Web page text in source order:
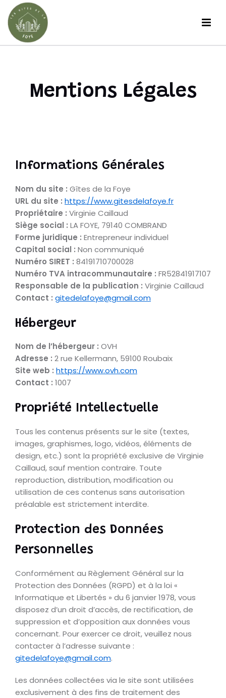
Skip
to
Mentions Légales
Informations Générales
Nom du site : Gîtes de la Foye
URL du site : https://www.gitesdelafoye.fr
Propriétaire : Virginie Caillaud
Siège social : LA FOYE, 79140 COMBRAND
Forme juridique : Entrepreneur individuel
Capital social : Non communiqué
Numéro SIRET : 84191710700028
Numéro TVA intracommunautaire : FR52841917107
Responsable de la publication : Virginie Caillaud
Contact : gitedelafoye@gmail.com
Hébergeur
Nom de l’hébergeur : OVH
Adresse : 2 rue Kellermann, 59100 Roubaix
Site web : https://www.ovh.com
Contact : 1007
Propriété Intellectuelle
Tous les contenus présents sur le site (textes,
images, graphismes, logo, vidéos, éléments de
design, etc.) sont la propriété exclusive de Virginie
Caillaud, sauf mention contraire. Toute
reproduction, distribution, modification ou
utilisation de ces contenus sans autorisation
préalable est strictement interdite.
Protection des Données
Personnelles
Conformément au Règlement Général sur la
Protection des Données (RGPD) et à la loi «
Informatique et Libertés » du 6 janvier 1978, vous
disposez d’un droit d’accès, de rectification, de
suppression et d’opposition aux données vous
concernant. Pour exercer ce droit, veuillez nous
contacter à l’adresse suivante :
gitedelafoye@gmail.com.
Les données collectées via le site sont utilisées
exclusivement à des fins de traitement des